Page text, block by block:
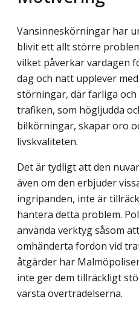
Vansinneskörningar har
blivit ett allt större
vilket påverkar vardagen
dag och natt upplever
störningar, där farliga
trafiken, som högljudda
bilkörningar, skapar oro
livskvaliteten.
Det är tydligt att den
även om den erbjuder
ingripanden, inte är
hantera detta problem.
använda verktyg såsom
omhänderta fordon vid
åtgärder har
inte ger dem tillräckligt
värsta överträdelserna.